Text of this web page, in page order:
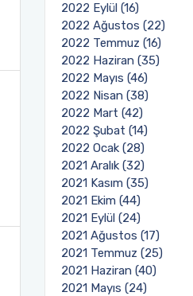
2022 Eylül (16)
2022 Ağustos (22)
2022 Temmuz (16)
2022 Haziran (35)
2022 Mayıs (46)
2022 Nisan (38)
2022 Mart (42)
2022 Şubat (14)
2022 Ocak (28)
2021 Aralık (32)
2021 Kasım (35)
2021 Ekim (44)
2021 Eylül (24)
2021 Ağustos (17)
2021 Temmuz (25)
2021 Haziran (40)
2021 Mayıs (24)